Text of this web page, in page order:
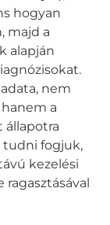
hogyan
majd a
alapján
nem
a
állapotra
tudni fogjuk,
kezelési
ragasztásával